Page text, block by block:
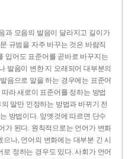
과 모음의 발음이 달라지고 길이가
규범을 자주 바꾸는 것은 바람직
입어도 표준어를 곧바로 바꾸지는
발음이 변한 지 오래되어 대부분의
음으로 말을 하는 경우에는 표준어
라 새로이 표준어를 정하는 방법
말만 인정하는 방법과 바뀌기 전
방법이다. 앞엣것에 따르면 단수
가 된다. 원칙적으로는 언어가 변화
나, 언어의 변화에는 대부분 긴 시
정하는 경우도 있다. 사회가 언어